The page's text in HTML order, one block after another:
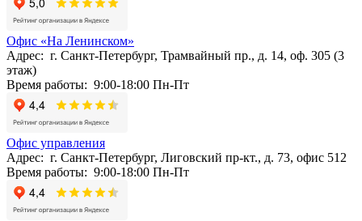
Офис «На Ленинском»
Адрес: г. Санкт-Петербург, Трамвайный пр., д. 14, оф. 305 (3
этаж)
Время работы: 9:00-18:00 Пн-Пт
Офис управления
Адрес: г. Санкт-Петербург, Лиговский пр-кт., д. 73, офис 512
Время работы: 9:00-18:00 Пн-Пт